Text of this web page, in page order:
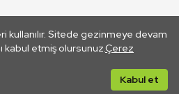
kullanılır. Sitede gezinmeye devam
kabul etmiş olursunuz.Çerez
Kabul et
Bağlantı yoluyla gidilen dış